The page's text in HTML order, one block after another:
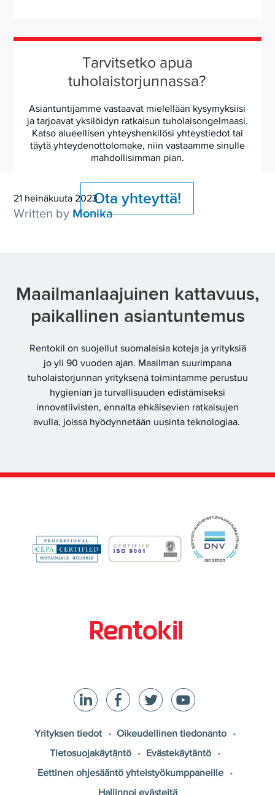
Tarvitsetko apua
tuholaistorjunnassa?
Asiantuntijamme vastaavat mielellään kysymyksiisi
ja tarjoavat yksilöidyn ratkaisun tuholaisongelmaasi.
Katso alueellisen yhteyshenkilösi yhteystiedot tai
täytä yhteydenottolomake, niin vastaamme sinulle
mahdollisimman pian.
Ota yhteyttä!
21 heinäkuuta 2023
Written by Monika
Maailmanlaajuinen kattavuus,
paikallinen asiantuntemus
Rentokil on suojellut suomalaisia koteja ja yrityksiä
jo yli 90 vuoden ajan. Maailman suurimpana
tuholaistorjunnan yrityksenä toimintamme perustuu
hygienian ja turvallisuuden edistämiseksi
innovatiivisten, ennalta ehkäisevien ratkaisujen
avulla, joissa hyödynnetään uusinta teknologiaa.
Yrityksen tiedot
Oikeudellinen tiedonanto
Tietosuojakäytäntö
Evästekäytäntö
Eettinen ohjesääntö yhteistyökumppaneille
Hallinnoi evästeitä